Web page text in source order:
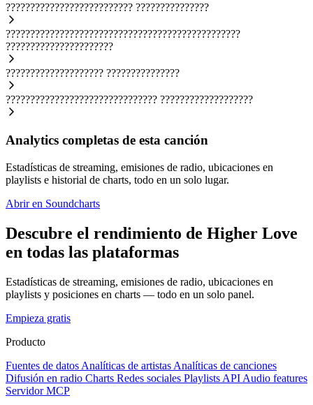
?????????????????????????? ???????????????
????????????????????????????????????????????????
??????????????????????
???????????????????? ???????????????
??????????????????????????????? ???????????????????
Analytics completas de esta canción
Estadísticas de streaming, emisiones de radio, ubicaciones en
playlists e historial de charts, todo en un solo lugar.
Abrir en Soundcharts
Descubre el rendimiento de Higher Love
en todas las plataformas
Estadísticas de streaming, emisiones de radio, ubicaciones en
playlists y posiciones en charts — todo en un solo panel.
Empieza gratis
Producto
Fuentes de datos Analíticas de artistas Analíticas de canciones
Difusión en radio Charts Redes sociales Playlists API Audio features
Servidor MCP